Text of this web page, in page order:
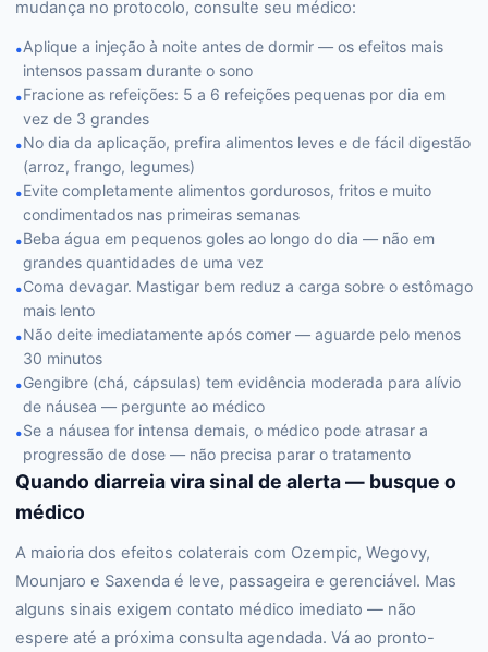
mudança no protocolo, consulte seu médico:
•Aplique a injeção à noite antes de dormir — os efeitos mais
intensos passam durante o sono
•Fracione as refeições: 5 a 6 refeições pequenas por dia em
vez de 3 grandes
•No dia da aplicação, prefira alimentos leves e de fácil digestão
(arroz, frango, legumes)
•Evite completamente alimentos gordurosos, fritos e muito
condimentados nas primeiras semanas
•Beba água em pequenos goles ao longo do dia — não em
grandes quantidades de uma vez
•Coma devagar. Mastigar bem reduz a carga sobre o estômago
mais lento
•Não deite imediatamente após comer — aguarde pelo menos
30 minutos
•Gengibre (chá, cápsulas) tem evidência moderada para alívio
de náusea — pergunte ao médico
•Se a náusea for intensa demais, o médico pode atrasar a
progressão de dose — não precisa parar o tratamento
Quando diarreia vira sinal de alerta — busque o
médico
A maioria dos efeitos colaterais com Ozempic, Wegovy,
Mounjaro e Saxenda é leve, passageira e gerenciável. Mas
alguns sinais exigem contato médico imediato — não
espere até a próxima consulta agendada. Vá ao pronto-